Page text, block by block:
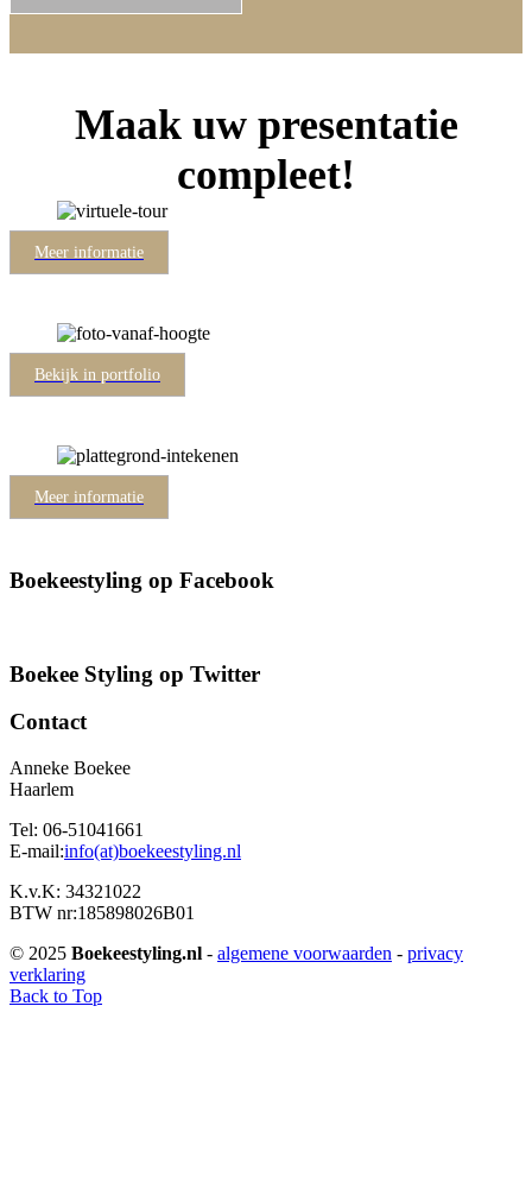
Maak uw presentatie
compleet!
Meer informatie
Bekijk in portfolio
Meer informatie
Boekeestyling op Facebook
Boekee Styling op Twitter
Contact
Anneke Boekee
Haarlem
Tel: 06-51041661
E-mail:info(at)boekeestyling.nl
K.v.K: 34321022
BTW nr:185898026B01
© 2025 Boekeestyling.nl - algemene voorwaarden - privacy
verklaring
Back to Top